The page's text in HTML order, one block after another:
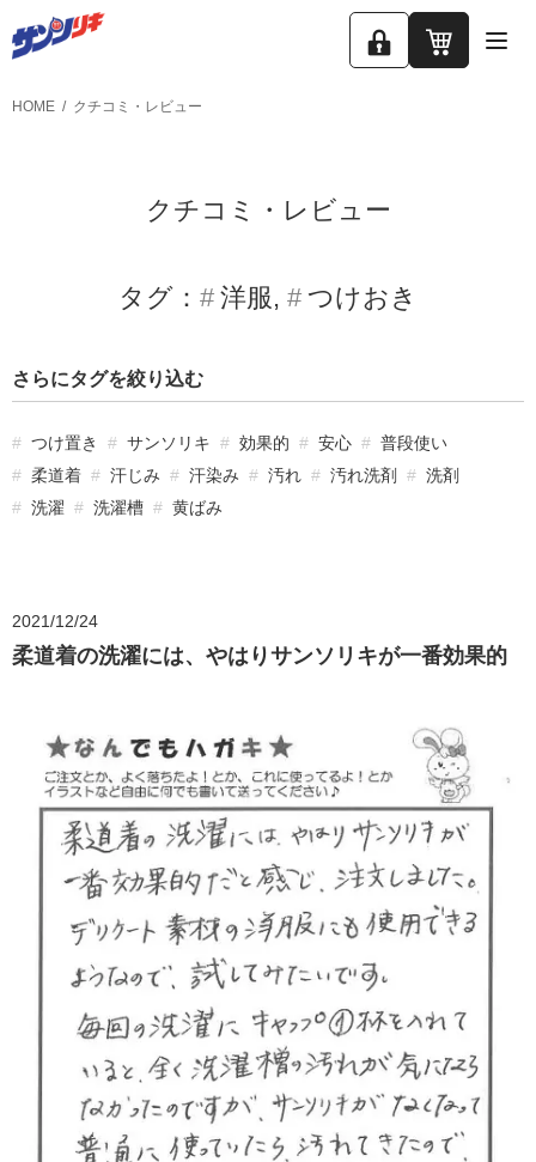
ロ
カ
HOME クチコミ・レビュー
クチコミ・レビュー
タグ： 洋服 つけおき
さらにタグを絞り込む
つけ置き サンソリキ 効果的 安心
普段使い
柔道着
汗じみ 汗染み 汚れ 汚れ洗剤
洗剤
洗濯
洗濯槽 黄ばみ
2021/12/24
柔道着の洗濯には、やはりサンソリキが一番効果的